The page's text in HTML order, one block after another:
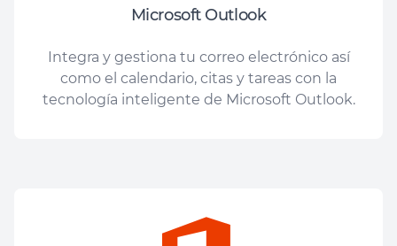
Microsoft Outlook
Integra y gestiona tu correo electrónico así
como el calendario, citas y tareas con la
tecnología inteligente de Microsoft Outlook.